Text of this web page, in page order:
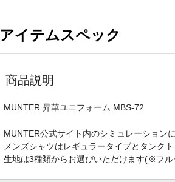
アイテムスペック
商品説明
MUNTER 昇華ユニフォーム MBS-72
MUNTER公式サイト内のシミュレーション
メンズシャツはレギュラータイプとタンク
生地は3種類からお選びいただけます(※フル